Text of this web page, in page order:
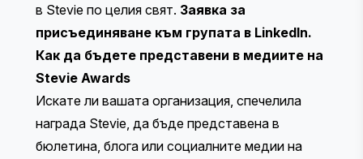
в Stevie по целия свят. Заявка за
присъединяване към групата в LinkedIn.
Как да бъдете представени в медиите на
Stevie Awards
Искате ли вашата организация, спечелила
награда Stevie, да бъде представена в
бюлетина, блога или социалните медии на